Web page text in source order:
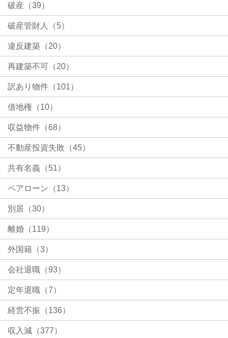
破産（39）
破産管財人（5）
違反建築（20）
再建築不可（20）
訳あり物件（101）
借地権（10）
収益物件（68）
不動産投資失敗（45）
共有名義（51）
ペアローン（13）
別居（30）
離婚（119）
外国籍（3）
会社退職（93）
定年退職（7）
経営不振（136）
収入減（377）